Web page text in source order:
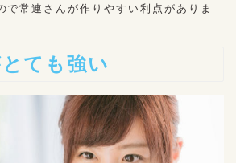
で常連さんが作りやすい利点がありま
ても強い